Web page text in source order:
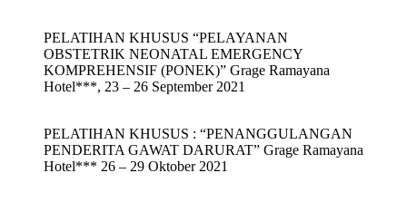
PELATIHAN KHUSUS “PELAYANAN
OBSTETRIK NEONATAL EMERGENCY
KOMPREHENSIF (PONEK)” Grage Ramayana
Hotel***, 23 – 26 September 2021
PELATIHAN KHUSUS : “PENANGGULANGAN
PENDERITA GAWAT DARURAT” Grage Ramayana
Hotel*** 26 – 29 Oktober 2021